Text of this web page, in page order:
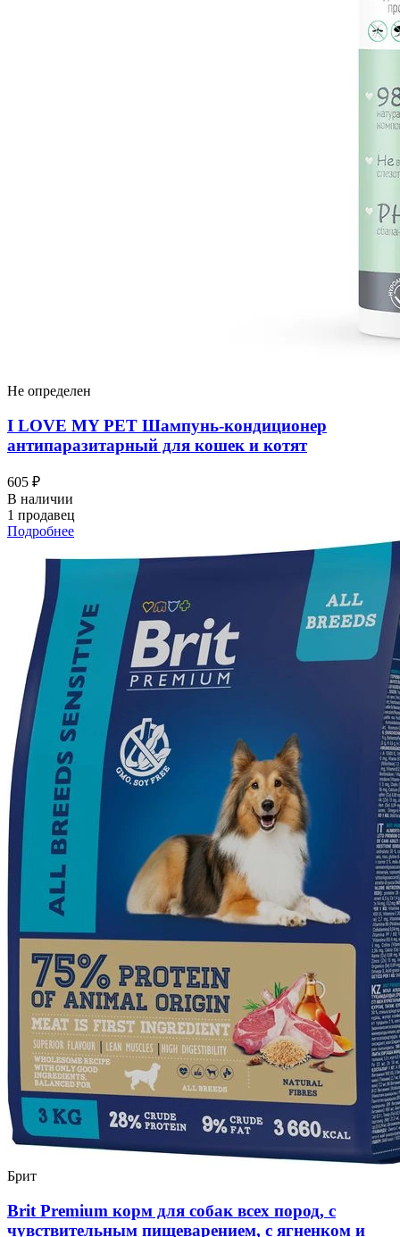
Не определен
I LOVЕ MY PET Шампунь-кондиционер
антипаразитарный для кошек и котят
605 ₽
В наличии
1 продавец
Подробнее
Брит
Brit Premium корм для собак всех пород, с
чувствительным пищеварением, с ягненком и